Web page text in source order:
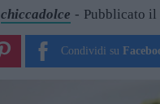
chiccadolce Pubblicato il
Condividi su